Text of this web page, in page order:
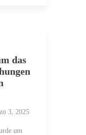
das
3, 2025
um